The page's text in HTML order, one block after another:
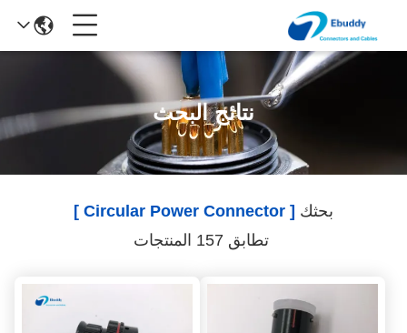
نتائج البحث
بحثك [ Circular Power Connector ]
تطابق 157 المنتجات